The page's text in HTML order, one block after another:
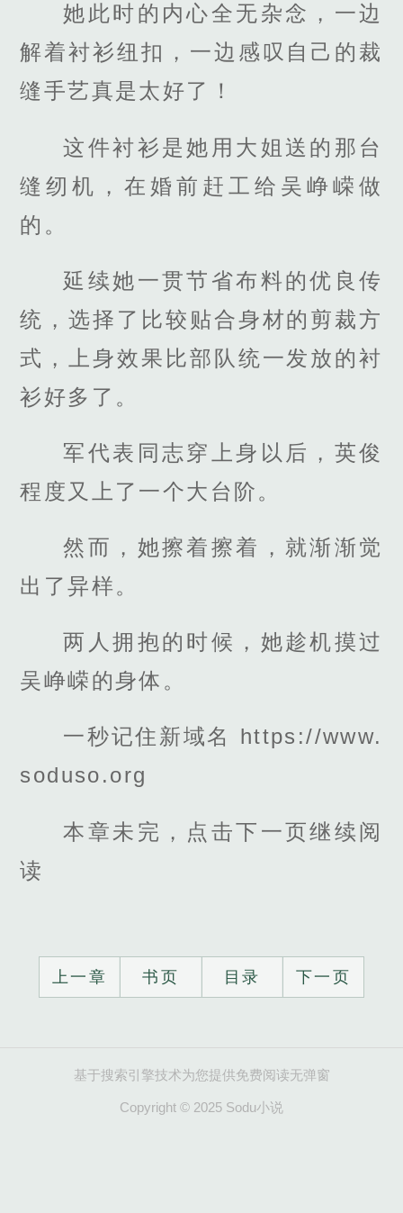
她此时的内心全无杂念，一边
解着衬衫纽扣，一边感叹自己的裁
缝手艺真是太好了！
这件衬衫是她用大姐送的那台
缝纫机，在婚前赶工给吴峥嵘做
的。
延续她一贯节省布料的优良传
统，选择了比较贴合身材的剪裁方
式，上身效果比部队统一发放的衬
衫好多了。
军代表同志穿上身以后，英俊
程度又上了一个大台阶。
然而，她擦着擦着，就渐渐觉
出了异样。
两人拥抱的时候，她趁机摸过
吴峥嵘的身体。
一秒记住新域名 https://www.
soduso.org
本章未完，点击下一页继续阅
读
上一章 书页 目录 下一页
基于搜索引擎技术为您提供免费阅读无弹窗
Copyright © 2025 Sodu小说